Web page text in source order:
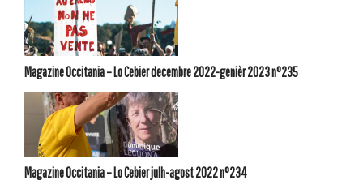
Magazine Occitania – Lo Cebier decembre 2022-genièr 2023 n°235
Magazine Occitania – Lo Cebier julh-agost 2022 n°234